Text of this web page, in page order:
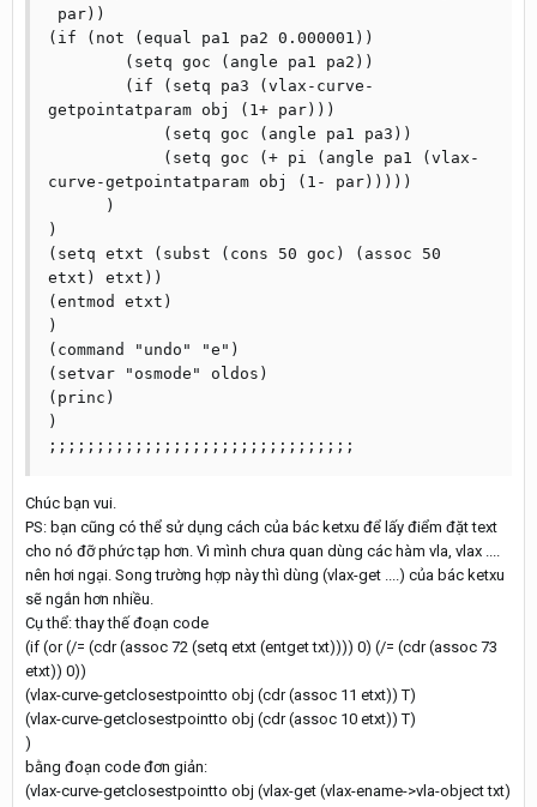
par))
(if (not (equal pa1 pa2 0.000001))
(setq goc (angle pa1 pa2))
(if (setq pa3 (vlax-curve-
getpointatparam obj (1+ par)))
(setq goc (angle pa1 pa3))
(setq goc (+ pi (angle pa1 (vlax-
curve-getpointatparam obj (1- par)))))
)
)
(setq etxt (subst (cons 50 goc) (assoc 50
etxt) etxt))
(entmod etxt)
)
(command "undo" "e")
(setvar "osmode" oldos)
(princ)
)
Chúc bạn vui.
PS: bạn cũng có thể sử dụng cách của bác ketxu để lấy điểm đặt text
cho nó đỡ phức tạp hơn. Vì mình chưa quan dùng các hàm vla, vlax ....
nên hơi ngại. Song trường hợp này thì dùng (vlax-get ....) của bác ketxu
sẽ ngắn hơn nhiều.
Cụ thể: thay thế đoạn code
(if (or (/= (cdr (assoc 72 (setq etxt (entget txt)))) 0) (/= (cdr (assoc 73
etxt)) 0))
(vlax-curve-getclosestpointto obj (cdr (assoc 11 etxt)) T)
(vlax-curve-getclosestpointto obj (cdr (assoc 10 etxt)) T)
)
bằng đoạn code đơn giản:
(vlax-curve-getclosestpointto obj (vlax-get (vlax-ename->vla-object txt)